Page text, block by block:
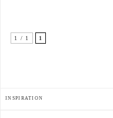
1 / 1 1
INSPIRATION